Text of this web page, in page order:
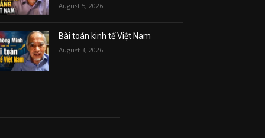
August 5, 2026
Bài toán kinh tế Việt Nam
August 3, 2026